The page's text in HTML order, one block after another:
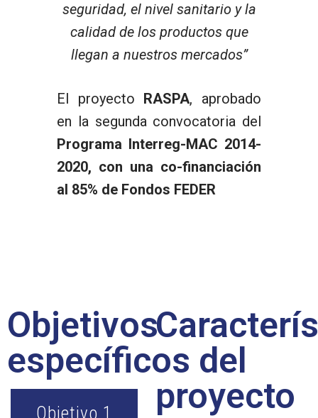
seguridad, el nivel sanitario y la
calidad de los productos que
llegan a nuestros mercados”
El proyecto RASPA, aprobado
en la segunda convocatoria del
Programa Interreg-MAC 2014-
2020, con una co-financiación
al 85% de Fondos FEDER
Objetivos
específicos
Objetivo 1
del
proyecto